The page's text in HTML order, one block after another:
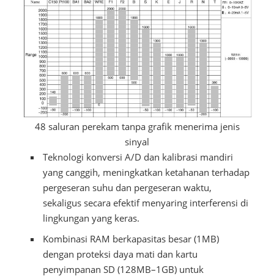
48 saluran perekam tanpa grafik menerima jenis
sinyal
Teknologi konversi A/D dan kalibrasi mandiri
yang canggih, meningkatkan ketahanan terhadap
pergeseran suhu dan pergeseran waktu,
sekaligus secara efektif menyaring interferensi di
lingkungan yang keras.
Kombinasi RAM berkapasitas besar (1MB)
dengan proteksi daya mati dan kartu
penyimpanan SD (128MB–1GB) untuk